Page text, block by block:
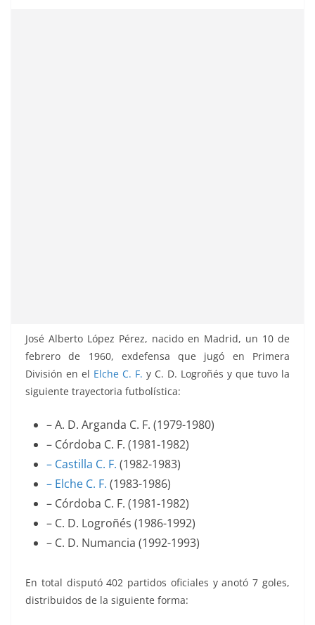
José Alberto López Pérez, nacido en Madrid, un 10 de
febrero de 1960, exdefensa que jugó en Primera
División en el Elche C. F. y C. D. Logroñés y que tuvo la
siguiente trayectoria futbolística:
– A. D. Arganda C. F. (1979-1980)
– Córdoba C. F. (1981-1982)
– Castilla C. F. (1982-1983)
– Elche C. F. (1983-1986)
– Córdoba C. F. (1981-1982)
– C. D. Logroñés (1986-1992)
– C. D. Numancia (1992-1993)
En total disputó 402 partidos oficiales y anotó 7 goles,
distribuidos de la siguiente forma: